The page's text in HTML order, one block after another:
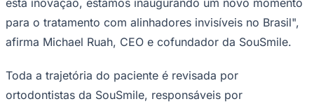
para o tratamento com alinhadores invisíveis no Brasil",
afirma Michael Ruah, CEO e cofundador da SouSmile.
Toda a trajetória do paciente é revisada por
ortodontistas da SouSmile, responsáveis por